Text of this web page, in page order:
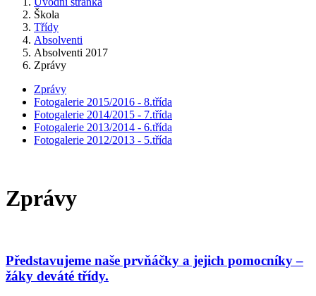
Škola
Třídy
Absolventi
Absolventi 2017
Zprávy
Zprávy
Fotogalerie 2015/2016 - 8.třída
Fotogalerie 2014/2015 - 7.třída
Fotogalerie 2013/2014 - 6.třída
Fotogalerie 2012/2013 - 5.třída
Zprávy
Představujeme naše prvňáčky a jejich pomocníky –
žáky deváté třídy.